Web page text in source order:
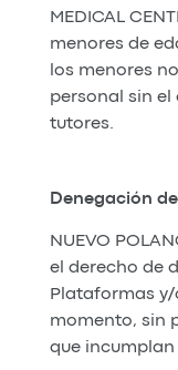
MEDICAL
menores de
los menores
personal sin el
tutores.
Denegación
NUEVO
el derecho de
Plataformas y/
momento, sin
que